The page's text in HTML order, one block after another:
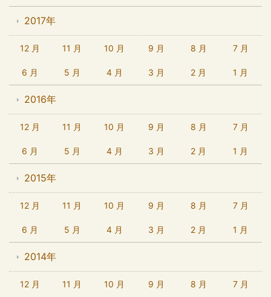
2017年
12 月 11 月 10 月 9 月 8 月 7 月
6 月 5 月 4 月 3 月 2 月 1 月
2016年
12 月 11 月 10 月 9 月 8 月 7 月
6 月 5 月 4 月 3 月 2 月 1 月
2015年
12 月 11 月 10 月 9 月 8 月 7 月
6 月 5 月 4 月 3 月 2 月 1 月
2014年
12 月 11 月 10 月 9 月 8 月 7 月